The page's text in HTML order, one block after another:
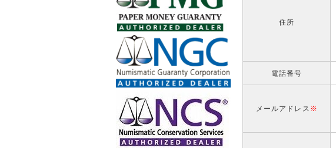
住所
電話番号
メールアドレス ※